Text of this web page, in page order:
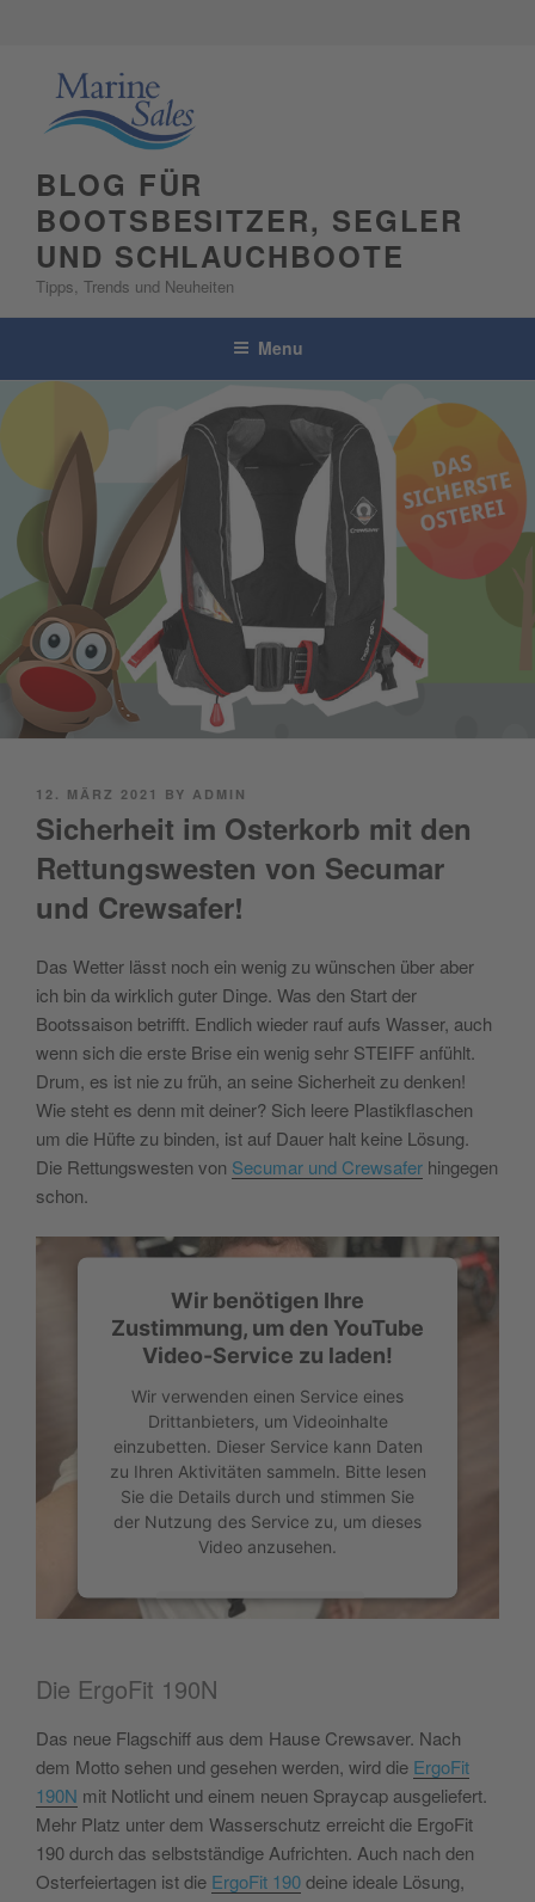
BLOG FÜR
BOOTSBESITZER, SEGLER
UND SCHLAUCHBOOTE
Tipps, Trends und Neuheiten
Menu
POSTED
ON
12. MÄRZ 2021 BY ADMIN
Sicherheit im Osterkorb mit den
Rettungswesten von Secumar
und Crewsafer!
Das Wetter lässt noch ein wenig zu wünschen über aber
ich bin da wirklich guter Dinge. Was den Start der
Bootssaison betrifft. Endlich wieder rauf aufs Wasser, auch
wenn sich die erste Brise ein wenig sehr STEIFF anfühlt.
Drum, es ist nie zu früh, an seine Sicherheit zu denken!
Wie steht es denn mit deiner? Sich leere Plastikflaschen
um die Hüfte zu binden, ist auf Dauer halt keine Lösung.
Die Rettungswesten von Secumar und Crewsafer hingegen
schon.
Wir benötigen Ihre
Zustimmung, um den YouTube
Video-Service zu laden!
Wir verwenden einen Service eines
Drittanbieters, um Videoinhalte
einzubetten. Dieser Service kann Daten
zu Ihren Aktivitäten sammeln. Bitte lesen
Sie die Details durch und stimmen Sie
der Nutzung des Service zu, um dieses
Video anzusehen.
Mehr Informationen
Akzeptieren
Management Platform&eRecht24
Die ErgoFit 190N
Das neue Flagschiff aus dem Hause Crewsaver. Nach
dem Motto sehen und gesehen werden, wird die ErgoFit
190N mit Notlicht und einem neuen Spraycap ausgeliefert.
Mehr Platz unter dem Wasserschutz erreicht die ErgoFit
190 durch das selbstständige Aufrichten. Auch nach den
Osterfeiertagen ist die ErgoFit 190deine ideale Lösung,